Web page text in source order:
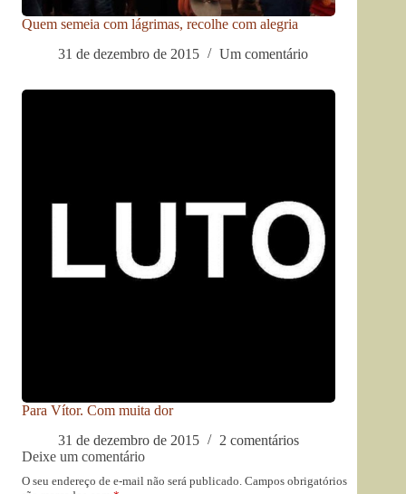
Quem semeia com lágrimas, recolhe com alegria
31 de dezembro de 2015
Um comentário
Para Vítor. Com muita dor
31 de dezembro de 2015
2 comentários
Deixe um comentário
O seu endereço de e-mail não será publicado. Campos obrigatórios